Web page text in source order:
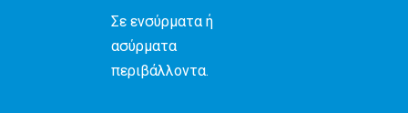
Σε ενσύρματα ή
ασύρματα
περιβάλλοντα.